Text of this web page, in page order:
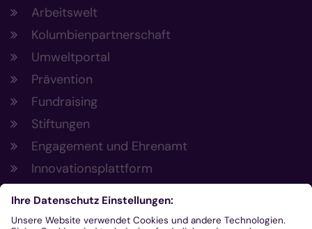
Arbeitswelt
Kolumbienpartnerschaft
Umweltportal
Prävention
Fundraising
Stiftungen
Engagement und Ehrenamt
Innovationsplattform
Aus der Plattform